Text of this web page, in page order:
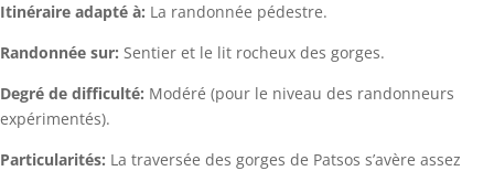
Itinéraire adapté à: La randonnée pédestre.
Randonnée sur: Sentier et le lit rocheux des gorges.
Degré de difficulté: Modéré (pour le niveau des randonneurs
expérimentés).
Particularités: La traversée des gorges de Patsos s’avère assez